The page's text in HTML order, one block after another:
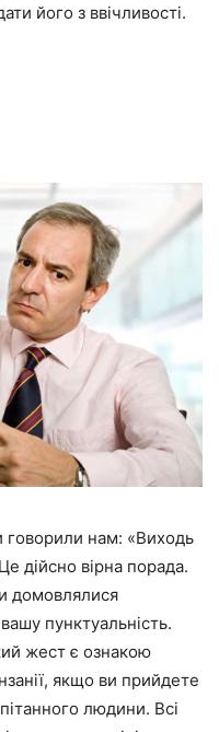
його з ввічливості.
говорили нам: «Виходь
дійсно вірна порада.
домовлялися
пунктуальність.
жест є ознакою
якщо ви прийдете
людини. Всі